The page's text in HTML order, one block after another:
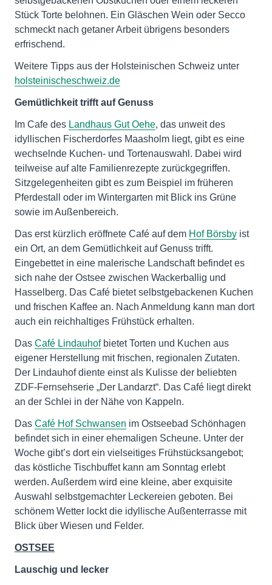
Stück Torte belohnen. Ein Gläschen Wein oder Secco
schmeckt nach getaner Arbeit übrigens besonders
erfrischend.
Weitere Tipps aus der Holsteinischen Schweiz unter
holsteinischeschweiz.de
Gemütlichkeit trifft auf Genuss
Im Cafe des Landhaus Gut Oehe, das unweit des
idyllischen Fischerdorfes Maasholm liegt, gibt es eine
wechselnde Kuchen- und Tortenauswahl. Dabei wird
teilweise auf alte Familienrezepte zurückgegriffen.
Sitzgelegenheiten gibt es zum Beispiel im früheren
Pferdestall oder im Wintergarten mit Blick ins Grüne
sowie im Außenbereich.
Das erst kürzlich eröffnete Café auf dem Hof Börsby ist
ein Ort, an dem Gemütlichkeit auf Genuss trifft.
Eingebettet in eine malerische Landschaft befindet es
sich nahe der Ostsee zwischen Wackerballig und
Hasselberg. Das Café bietet selbstgebackenen Kuchen
und frischen Kaffee an. Nach Anmeldung kann man dort
auch ein reichhaltiges Frühstück erhalten.
Das Café Lindauhofbietet Torten und Kuchen aus
eigener Herstellung mit frischen, regionalen Zutaten.
Der Lindauhof diente einst als Kulisse der beliebten
ZDF-Fernsehserie „Der Landarzt“. Das Café liegt direkt
an der Schlei in der Nähe von Kappeln.
Das Café Hof Schwansen im Ostseebad Schönhagen
befindet sich in einer ehemaligen Scheune. Unter der
Woche gibt’s dort ein vielseitiges Frühstücksangebot;
das köstliche Tischbuffet kann am Sonntag erlebt
werden. Außerdem wird eine kleine, aber exquisite
Auswahl selbstgemachter Leckereien geboten. Bei
schönem Wetter lockt die idyllische Außenterrasse mit
Blick über Wiesen und Felder.
OSTSEE
Lauschig und lecker